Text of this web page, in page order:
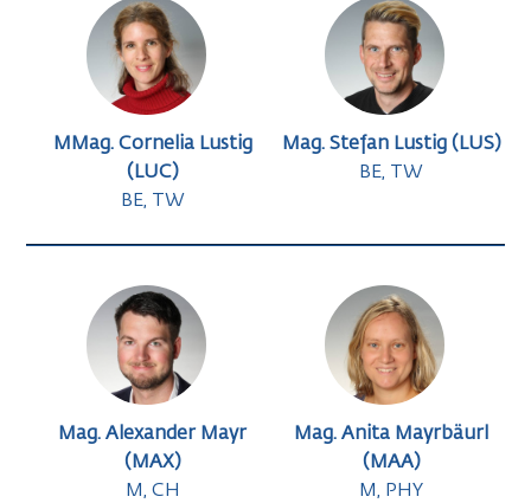
MMag. Cornelia Lustig
(LUC)
BE, TW
Mag. Stefan Lustig (LUS)
BE, TW
Mag. Alexander Mayr
(MAX)
M, CH
Mag. Anita Mayrbäurl
(MAA)
M, PHY